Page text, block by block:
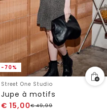
-70%
Street One Studio
Jupe à motifs
€ 15,00€49,99